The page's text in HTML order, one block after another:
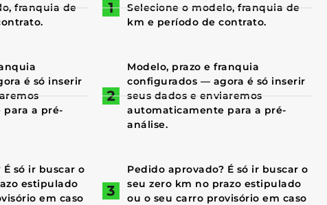
franquia de
é só inserir
a pré-
só ir buscar o
estipulado
em caso
Selecione o modelo, franquia de
km e período de contrato.
Modelo, prazo e franquia
configurados — agora é só inserir
seus dados e enviaremos
automaticamente para a pré-
análise.
Pedido aprovado? É só ir buscar o
seu zero km no prazo estipulado
ou o seu carro provisório em caso